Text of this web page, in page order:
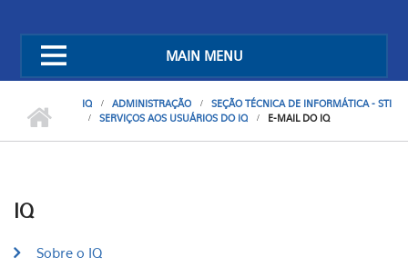
MAIN MENU
IQ ADMINISTRAÇÃO
SEÇÃO TÉCNICA DE INFORMÁTICA - STI
SERVIÇOS AOS USUÁRIOS DO IQ
E-MAIL DO IQ
IQ
Sobre o IQ